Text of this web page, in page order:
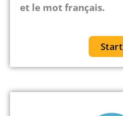
et le mot français.
Start